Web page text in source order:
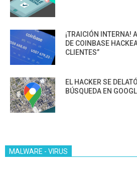
¡TRAICIÓN INTERNA!
DE COINBASE
CLIENTES”
EL HACKER SE
BÚSQUEDA EN
MALWARE - VIRUS